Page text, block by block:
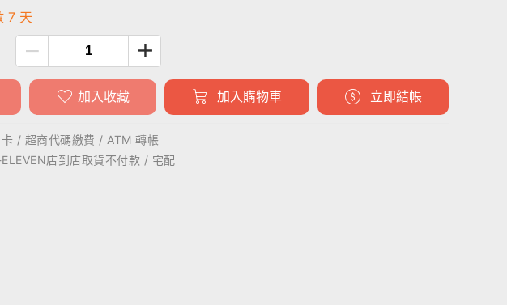
7 天
加入收藏 加入購物車 立即結帳
/ 超商代碼繳費 / ATM 轉帳
店到店取貨不付款 / 宅配